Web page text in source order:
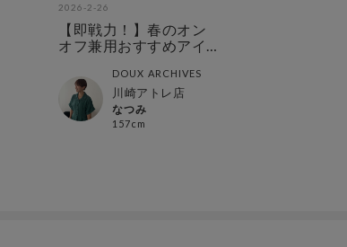
2026-2-26
【即戦力！】春のオン
オフ兼用おすすめアイ
DOUX ARCHIVES
川崎アトレ店
なつみ
157cm